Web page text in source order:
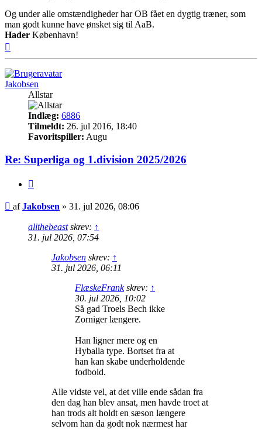
Og under alle omstændigheder har OB fået en dygtig træner, som
man godt kunne have ønsket sig til AaB.
Hader København!
Jakobsen
Allstar
Indlæg: 6886
Tilmeldt: 26. jul 2016, 18:40
Favoritspiller: Augu
Re: Superliga og 1.division 2025/2026
Indlæg
afJakobsen » 31. jul 2026, 08:06
alithebeastskrev: ↑
31. jul 2026, 07:54
Jakobsen skrev: ↑
31. jul 2026, 06:11
FlæskeFrankskrev: ↑
30. jul 2026, 10:02
Så gad Troels Bech ikke
Zorniger længere.
Han ligner mere og en
Hyballa type. Bortset fra at
han kan skabe underholdende
fodbold.
Alle vidste vel, at det ville ende sådan fra
den dag han blev ansat, men havde troet at
han trods alt holdt en sæson længere
selvom han da godt nok nærmest har